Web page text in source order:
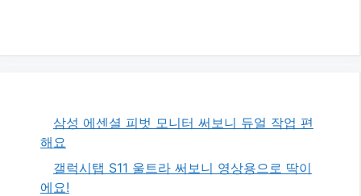
삼성 에센셜 피벗 모니터 써보니 듀얼 작업 편
해요
갤럭시탭 S11 울트라 써보니 영상용으로 딱이
에요!